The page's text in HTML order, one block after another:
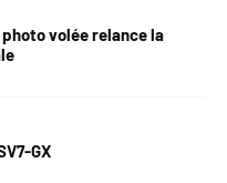
photo volée relance la
GX